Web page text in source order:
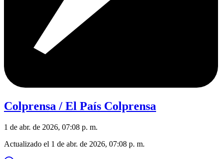
Colprensa / El País Colprensa
1 de abr. de 2026, 07:08 p. m.
Actualizado el 1 de abr. de 2026, 07:08 p. m.